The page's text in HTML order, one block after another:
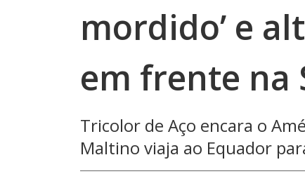
mordido’ e
em frente na
Tricolor de Aço encara o
Maltino viaja ao Equador